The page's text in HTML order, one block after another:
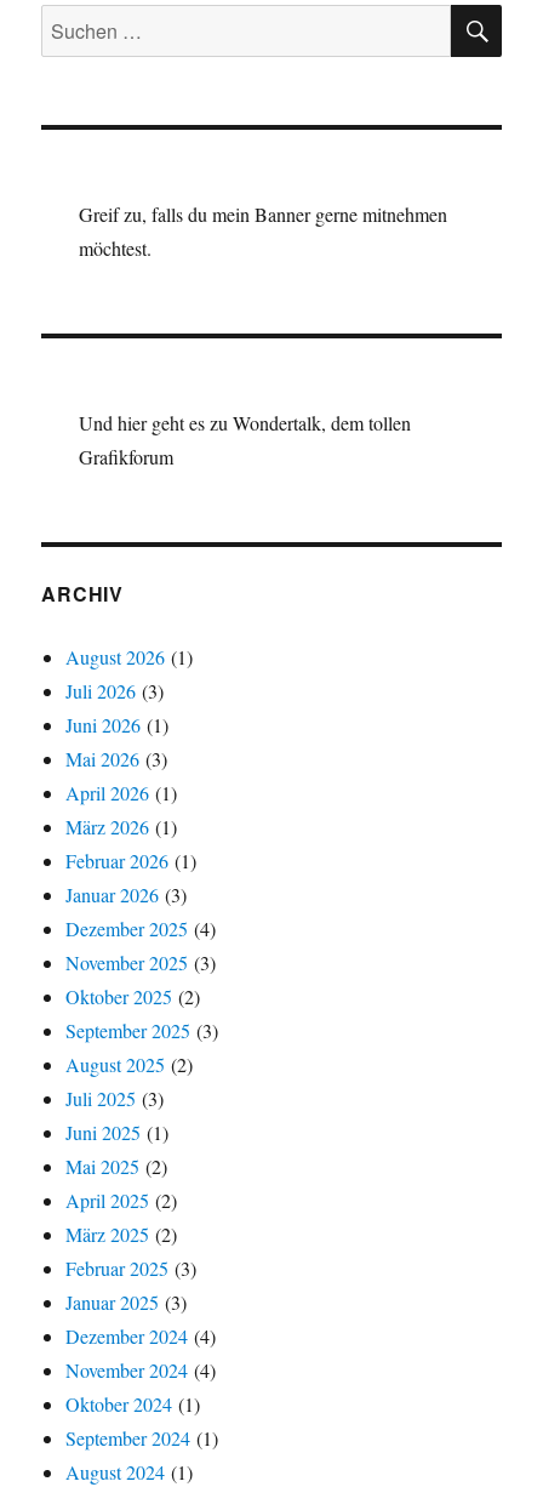
Suchen
nach:
Greif zu, falls du mein Banner gerne mitnehmen
möchtest.
Und hier geht es zu Wondertalk, dem tollen
Grafikforum
ARCHIV
August 2026 (1)
Juli 2026 (3)
Juni 2026 (1)
Mai 2026 (3)
April 2026 (1)
März 2026 (1)
Februar 2026 (1)
Januar 2026 (3)
Dezember 2025 (4)
November 2025 (3)
Oktober 2025 (2)
September 2025 (3)
August 2025 (2)
Juli 2025 (3)
Juni 2025 (1)
Mai 2025 (2)
April 2025 (2)
März 2025 (2)
Februar 2025 (3)
Januar 2025 (3)
Dezember 2024 (4)
November 2024 (4)
Oktober 2024 (1)
September 2024 (1)
August 2024 (1)